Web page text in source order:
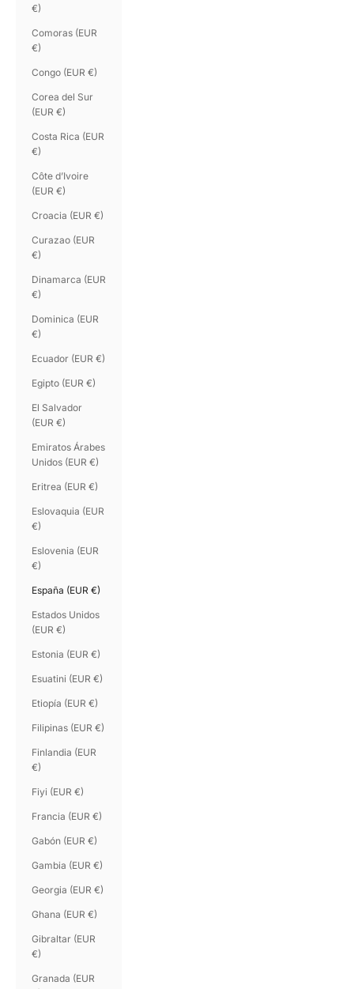
€)
Comoras (EUR
€)
Congo (EUR €)
Corea del Sur
(EUR €)
Costa Rica (EUR
€)
Côte d’Ivoire
(EUR €)
Croacia (EUR €)
Curazao (EUR
€)
Dinamarca (EUR
€)
Dominica (EUR
€)
Ecuador (EUR €)
Egipto (EUR €)
El Salvador
(EUR €)
Emiratos Árabes
Unidos (EUR €)
Eritrea (EUR €)
Eslovaquia (EUR
€)
Eslovenia (EUR
€)
España (EUR €)
Estados Unidos
(EUR €)
Estonia (EUR €)
Esuatini (EUR €)
Etiopía (EUR €)
Filipinas (EUR €)
Finlandia (EUR
€)
Fiyi (EUR €)
Francia (EUR €)
Gabón (EUR €)
Gambia (EUR €)
Georgia (EUR €)
Ghana (EUR €)
Gibraltar (EUR
€)
Granada (EUR